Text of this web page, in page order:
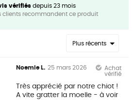
vérifiés depuis 23 mois
clients recommandent ce produit
Plus récents
Noemie L. 25 mars 2026
Achat
vérifié
Très apprécié par notre chiot !
A vite gratter la moelle - à voir